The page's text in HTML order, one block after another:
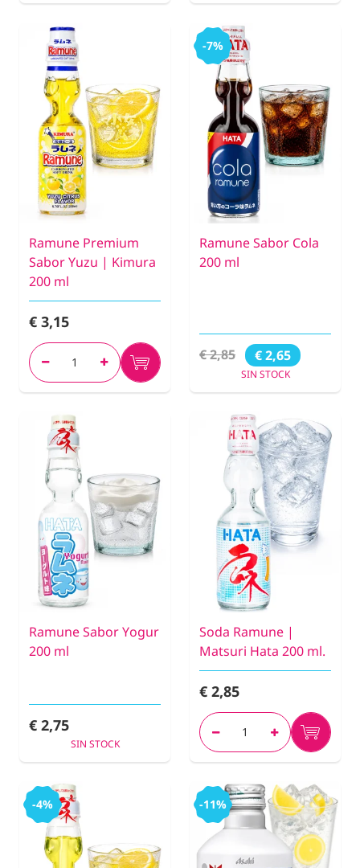
Ramune Premium
Sabor Yuzu | Kimura
200 ml
€ 3,15
-7%
Ramune Sabor Cola
200 ml
€ 2,85 € 2,65
SIN STOCK
Ramune Sabor Yogur
200 ml
€ 2,75
SIN STOCK
Soda Ramune |
Matsuri Hata 200 ml.
€ 2,85
-4% -11%